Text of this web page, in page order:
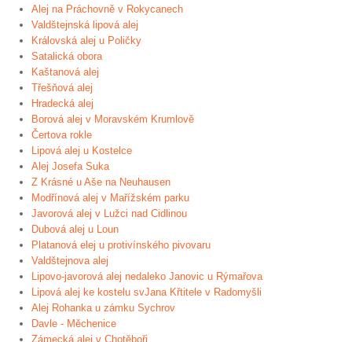
Alej na Práchovně v Rokycanech
Valdštejnská lipová alej
Královská alej u Poličky
Satalická obora
Kaštanová alej
Třešňová alej
Hradecká alej
Borová alej v Moravském Krumlově
Čertova rokle
Lipová alej u Kostelce
Alej Josefa Suka
Z Krásné u Aše na Neuhausen
Modřínová alej v Mařížském parku
Javorová alej v Lužci nad Cidlinou
Dubová alej u Loun
Platanová elej u protivínského pivovaru
Valdštejnova alej
Lipovo-javorová alej nedaleko Janovic u Rýmařova
Lipová alej ke kostelu svJana Křtitele v Radomyšli
Alej Rohanka u zámku Sychrov
Davle - Měchenice
Zámecká alej v Chotěboři